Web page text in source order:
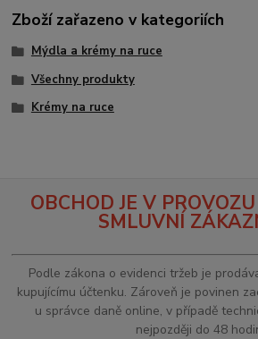
Zboží zařazeno v kategoriích
Mýdla a krémy na ruce
Všechny produkty
Krémy na ruce
OBCHOD JE V
SMLUVNÍ
Podle zákona o evidenci tržeb je
kupujícímu účtenku. Zároveň je povinen
u správce daně online, v případě
nejpozději do 48